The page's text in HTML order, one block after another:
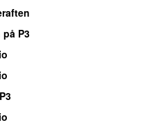
på P3